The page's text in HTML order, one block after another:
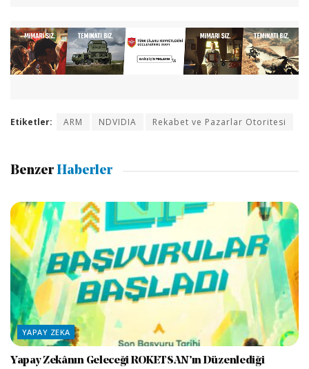
Etiketler: ARM NDVIDIA Rekabet ve Pazarlar Otoritesi
Benzer Haberler
YAPAY ZEKA
Yapay Zekânın Geleceği ROKETSAN’ın Düzenlediği